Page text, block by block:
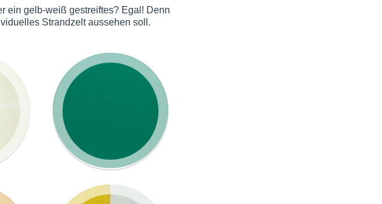
ein gelb-weiß gestreiftes? Egal! Denn
Strandzelt aussehen soll.